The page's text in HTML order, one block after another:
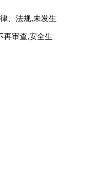
、法规,未发生
再审查,安全生